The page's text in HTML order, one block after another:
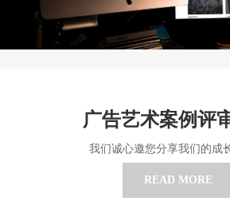
广告艺术案例评
我们诚心邀您分享我们的成
READ MORE